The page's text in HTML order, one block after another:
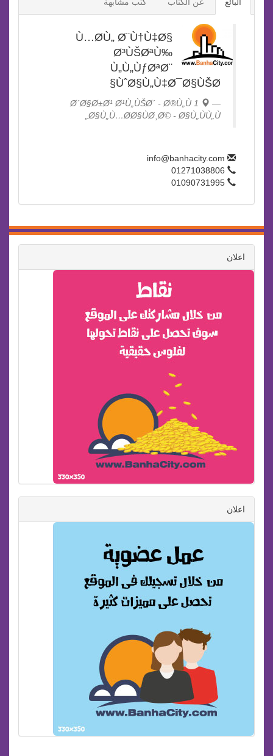
Ù…Ø­Ù„ Ø¨Ù†Ù‡Ø§
Ø³ÙŠØªÙ‰
Ù„Ù„ÙƒØªØ¨
ÙˆØ§Ù„Ù‡Ø¯Ø§ÙŠØ§
1 Ø´Ø§Ø±Ø¹ Ø¹Ù„ÙŠØ´ - Ø®Ù„Ù
Ø§Ù„Ù…Ø­Ø§ÙØ¸Ø© - Ø§Ù„ÙÙ„Ù„
اعلان
اعلان